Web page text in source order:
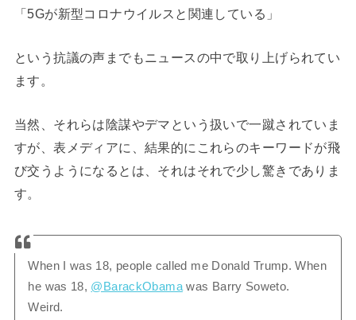
「5Gが新型コロナウイルスと関連している」
という抗議の声までもニュースの中で取り上げられてい
ます。
当然、それらは陰謀やデマという扱いで一蹴されていま
すが、表メディアに、結果的にこれらのキーワードが飛
び交うようになるとは、それはそれで少し驚きでありま
す。
When I was 18, people called me Donald Trump. When
he was 18, @BarackObamawas Barry Soweto.
Weird.